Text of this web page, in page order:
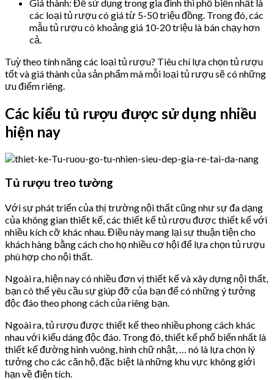
Giá thành: Để sử dụng trong gia đình thì phổ biến nhất là
các loại tủ rượu có giá từ 5-50 triệu đồng. Trong đó, các
mẫu tủ rượu có khoảng giá 10-20 triệu là bán chạy hơn
cả.
Tuỳ theo tính năng các loại tủ rượu? Tiêu chí lựa chọn tủ rượu
tốt và giá thành của sản phẩm mà mỗi loại tủ rượu sẽ có những
ưu điểm riêng.
Các kiểu tủ rượu được sử dụng nhiều
hiện nay
Tủ rượu treo tường
Với sự phát triển của thị trường nội thất cũng như sự đa dạng
của không gian thiết kế, các thiết kế tủ rượu được thiết kế với
nhiều kích cỡ khác nhau. Điều này mang lại sự thuận tiện cho
khách hàng bằng cách cho họ nhiều cơ hội để lựa chọn tủ rượu
phù hợp cho nội thất.
Ngoài ra, hiện nay có nhiều đơn vị thiết kế và xây dựng nội thất,
bạn có thể yêu cầu sự giúp đỡ của bạn để có những ý tưởng
độc đáo theo phong cách của riêng bạn.
Ngoài ra, tủ rượu được thiết kế theo nhiều phong cách khác
nhau với kiểu dáng độc đáo. Trong đó, thiết kế phổ biến nhất là
thiết kế đường hình vuông, hình chữ nhật, … nó là lựa chọn lý
tưởng cho các căn hộ, đặc biệt là những khu vực không giới
hạn về điện tích.